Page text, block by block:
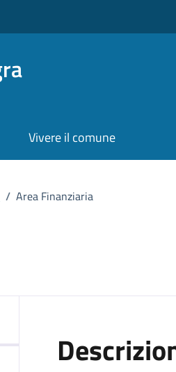
Vivere il comune
/ Area Finanziaria